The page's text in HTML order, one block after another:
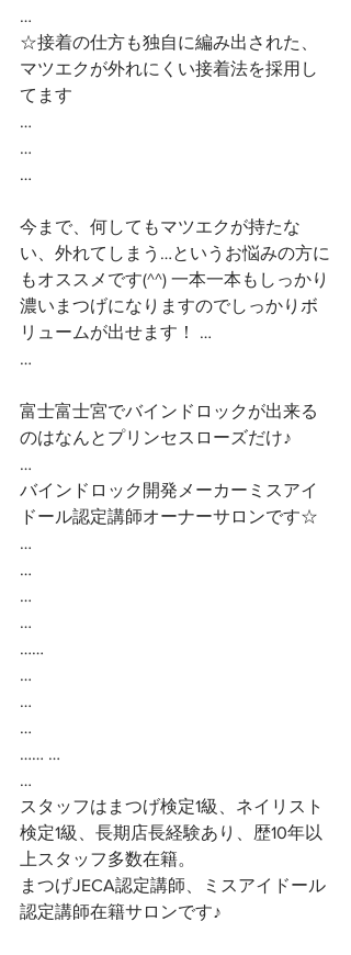
…
☆接着の仕方も独自に編み出された、
マツエクが外れにくい接着法を採用し
てます
…
…
…
今まで、何してもマツエクが持たな
い、外れてしまう…というお悩みの方に
もオススメです(^^) 一本一本もしっかり
濃いまつげになりますのでしっかりボ
リュームが出せます！ …
…
富士富士宮でバインドロックが出来る
のはなんとプリンセスローズだけ♪
…
バインドロック開発メーカーミスアイ
ドール認定講師オーナーサロンです☆
…
…
…
…
……
…
…
…
…… …
…
スタッフはまつげ検定1級、ネイリスト
検定1級、長期店長経験あり、歴10年以
上スタッフ多数在籍。
まつげJECA認定講師、ミスアイドール
認定講師在籍サロンです♪